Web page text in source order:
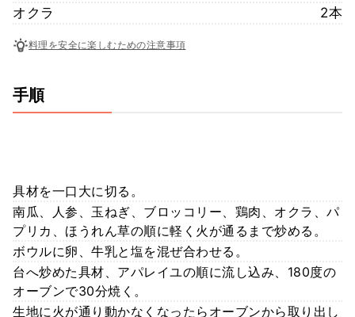
オクラ
2本
料理を安全に楽しむための注意事項
手順
具材を一口大に切る。
南瓜、人参、玉ねぎ、ブロッコリー、鶏肉、オクラ、パ
プリカ、ほうれん草の順に軽く火が通るまで炒める。
ボウルに卵、牛乳と塩を混ぜ合わせる。
台へ炒めた具材、アパレイユの順に流し込み、180度の
オーブンで30分焼く。
生地に火が通り動かなくなったらオーブンから取り出し